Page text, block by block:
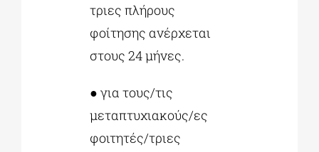
τριες πλήρους
φοίτησης ανέρχεται
στους 24 μήνες.
● για τους/τις
μεταπτυχιακούς/ες
φοιτητές/τριες